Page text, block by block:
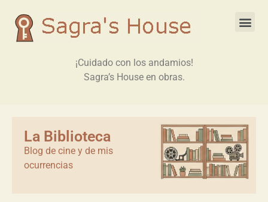
¡Cuidado con los andamios!
Sagra’s House en obras.
La Biblioteca
Blog de cine y de mis
ocurrencias